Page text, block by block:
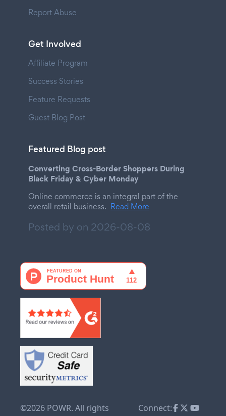
Report Abuse
Get Involved
Affiliate Program
Success Stories
Feature Requests
Guest Blog Post
Featured Blog post
Converting Cross-Border Shoppers During
Black Friday & Cyber Monday
Online commerce is an integral part of the
overall retail business. Read More
Posted by on 2026-08-08
©2026 POWR. All rights
Connect: